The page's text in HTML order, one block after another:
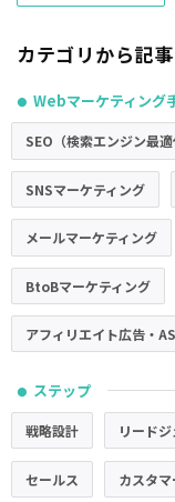
カテゴリから記
● Webマーケティング
SEO（検索エンジン最適
SNSマーケティング
メールマーケティング
BtoBマーケティング
アフィリエイト広告・
● ステップ
戦略設計 リード
セールス カスタ